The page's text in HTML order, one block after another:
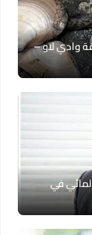
وادي لاو –
المائي في